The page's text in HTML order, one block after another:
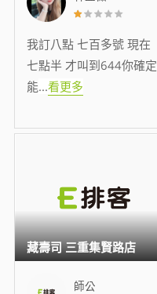
我訂八點 七百多號 現在
七點半 才叫到644你確定
能...看更多
師公
藏壽司 三重集賢路店